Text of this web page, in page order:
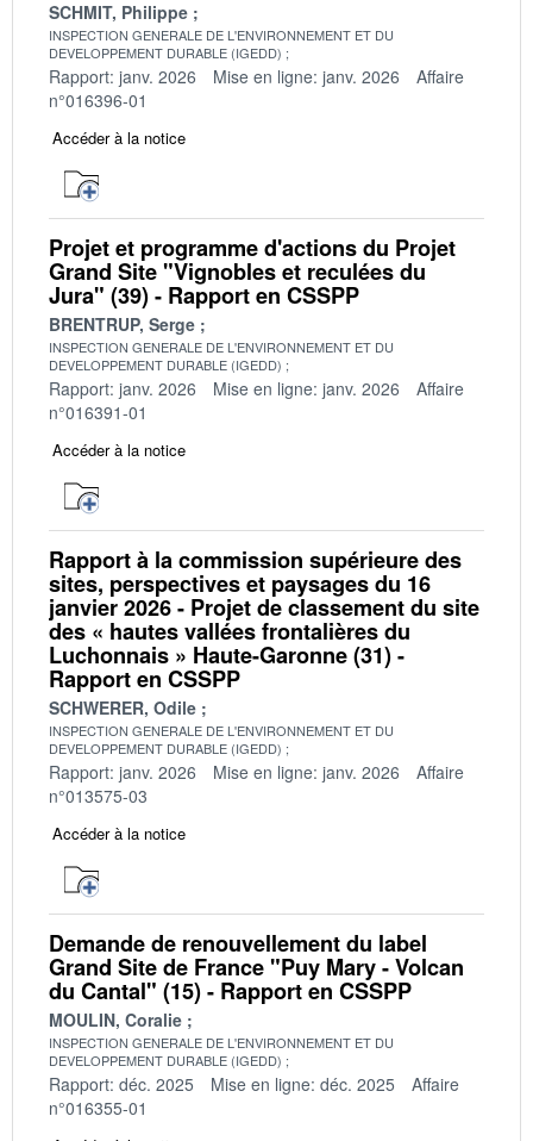
SCHMIT, Philippe
INSPECTION GENERALE DE L'ENVIRONNEMENT ET DU
DEVELOPPEMENT DURABLE (IGEDD)
Rapport: janv. 2026 Mise en ligne: janv. 2026
Affaire
n°016396-01
Accéder à la notice
Projet et programme d'actions du Projet
Grand Site "Vignobles et reculées du
Jura" (39) - Rapport en CSSPP
BRENTRUP, Serge
INSPECTION GENERALE DE L'ENVIRONNEMENT ET DU
DEVELOPPEMENT DURABLE (IGEDD)
Rapport: janv. 2026 Mise en ligne: janv. 2026
Affaire
n°016391-01
Accéder à la notice
Rapport à la commission supérieure des
sites, perspectives et paysages du 16
janvier 2026 - Projet de classement du site
des « hautes vallées frontalières du
Luchonnais » Haute-Garonne (31) -
Rapport en CSSPP
SCHWERER, Odile
INSPECTION GENERALE DE L'ENVIRONNEMENT ET DU
DEVELOPPEMENT DURABLE (IGEDD)
Rapport: janv. 2026 Mise en ligne: janv. 2026
Affaire
n°013575-03
Accéder à la notice
Demande de renouvellement du label
Grand Site de France "Puy Mary - Volcan
du Cantal" (15) - Rapport en CSSPP
MOULIN, Coralie
INSPECTION GENERALE DE L'ENVIRONNEMENT ET DU
DEVELOPPEMENT DURABLE (IGEDD)
Rapport: déc. 2025 Mise en ligne: déc. 2025
Affaire
n°016355-01